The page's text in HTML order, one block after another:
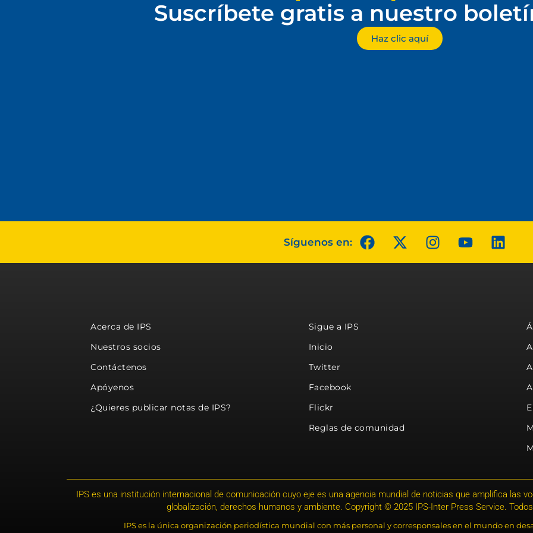
Suscríbete gratis a nuestro
Haz clic aquí
Síguenos en:
Acerca de IPS
Nuestros socios
Contáctenos
Apóyenos
¿Quieres publicar notas de IPS?
Sigue a IPS
Inicio
Twitter
Facebook
Flickr
Reglas de comunidad
IPS es una institución internacional de comunicación cuyo eje es una agencia mundial de noticias que amplifica las
globalización, derechos humanos y ambiente. Copyright © 2025 IPS-Inter Press Service.
IPS es la única organización periodística mundial con más personal y corresponsales en el mundo en